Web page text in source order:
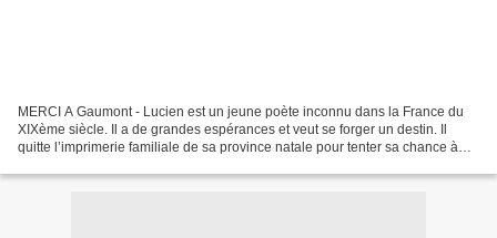
MERCI A Gaumont - Lucien est un jeune poète inconnu dans la France du
XIXème siècle. Il a de grandes espérances et veut se forger un destin. Il
quitte l’imprimerie familiale de sa province natale pour tenter sa chance à